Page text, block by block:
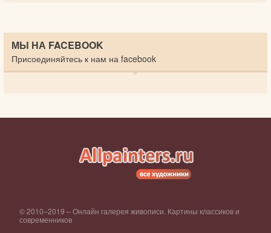
МЫ НА FACEBOOK
Присоединяйтесь к нам на facebook
© 2010–2019 – Онлайн галерея живописи. Картины классиков и
современников